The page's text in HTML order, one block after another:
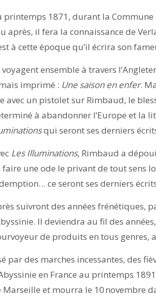
printemps 1871, durant la
après, il fera la connaissance de
à cette époque qu’il écrira son
voyagent ensemble à travers
imprimé : Une saison en enfer.
avec un pistolet sur Rimbaud, le
à abandonner l’Europe et la
qui seront ses derniers
Les Illuminations, Rimbaud a
faire une ode le privant de tout sens
ce seront ses derniers
suivront des années frénétiques,
Il deviendra au fil des
de produits en tous genres,
par des marches incessantes, des
en France au printemps
Marseille et mourra le 10 novembre